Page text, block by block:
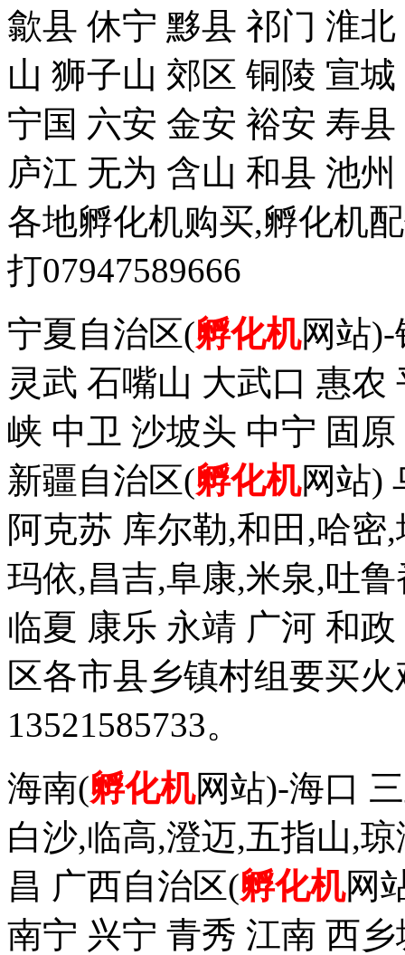
歙县 休宁 黟县 祁门 淮
山 狮子山 郊区 铜陵 宣
宁国 六安 金安 裕安 寿
庐江 无为 含山 和县 池
各地孵化机购买,孵化机
打07947589666
宁夏自治区(孵化机网站)-
灵武 石嘴山 大武口 惠农
峡 中卫 沙坡头 中宁 固
新疆自治区(孵化机网站)
阿克苏 库尔勒,和田,哈密
玛依,昌吉,阜康,米泉,吐
临夏 康乐 永靖 广河 和
区各市县乡镇村组要买
13521585733。
海南(孵化机网站)-海口
白沙,临高,澄迈,五指山,
昌 广西自治区(孵化机网
南宁 兴宁 青秀 江南 西